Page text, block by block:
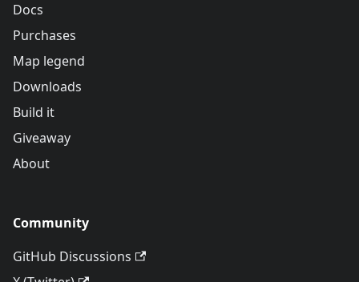
Docs
Purchases
Map legend
Downloads
Build it
Giveaway
About
Community
GitHub Discussions